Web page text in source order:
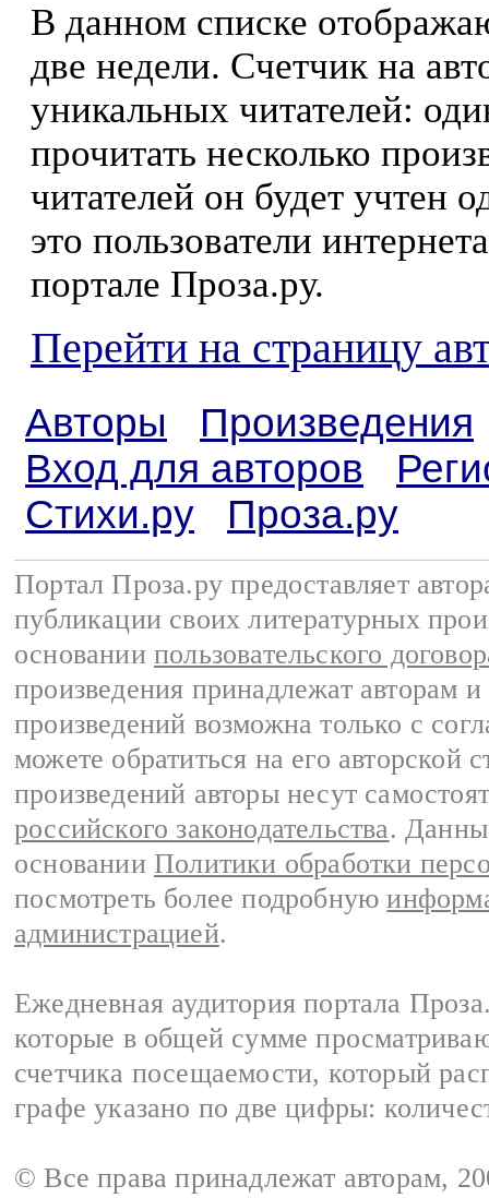
В данном списке
две недели. Счетчик на
уникальных читателей:
прочитать несколько
читателей он будет учтен
это пользователи
портале Проза.ру.
Перейти на страницу
Авторы
Произведения
Вход для авторов
Стихи.ру
Проза.ру
Портал Проза.ру предоставляет
публикации своих литературных
основании пользовательского
произведения принадлежат авторам
произведений возможна только с
можете обратиться на его авторской
произведений авторы несут
российского законодательства.
основании Политики обработки
посмотреть более подробную
администрацией.
Ежедневная аудитория портала
которые в общей сумме
счетчика посещаемости, который
графе указано по две цифры:
© Все права принадлежат авторам,